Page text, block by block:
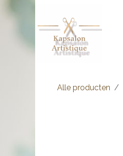
Alle producten